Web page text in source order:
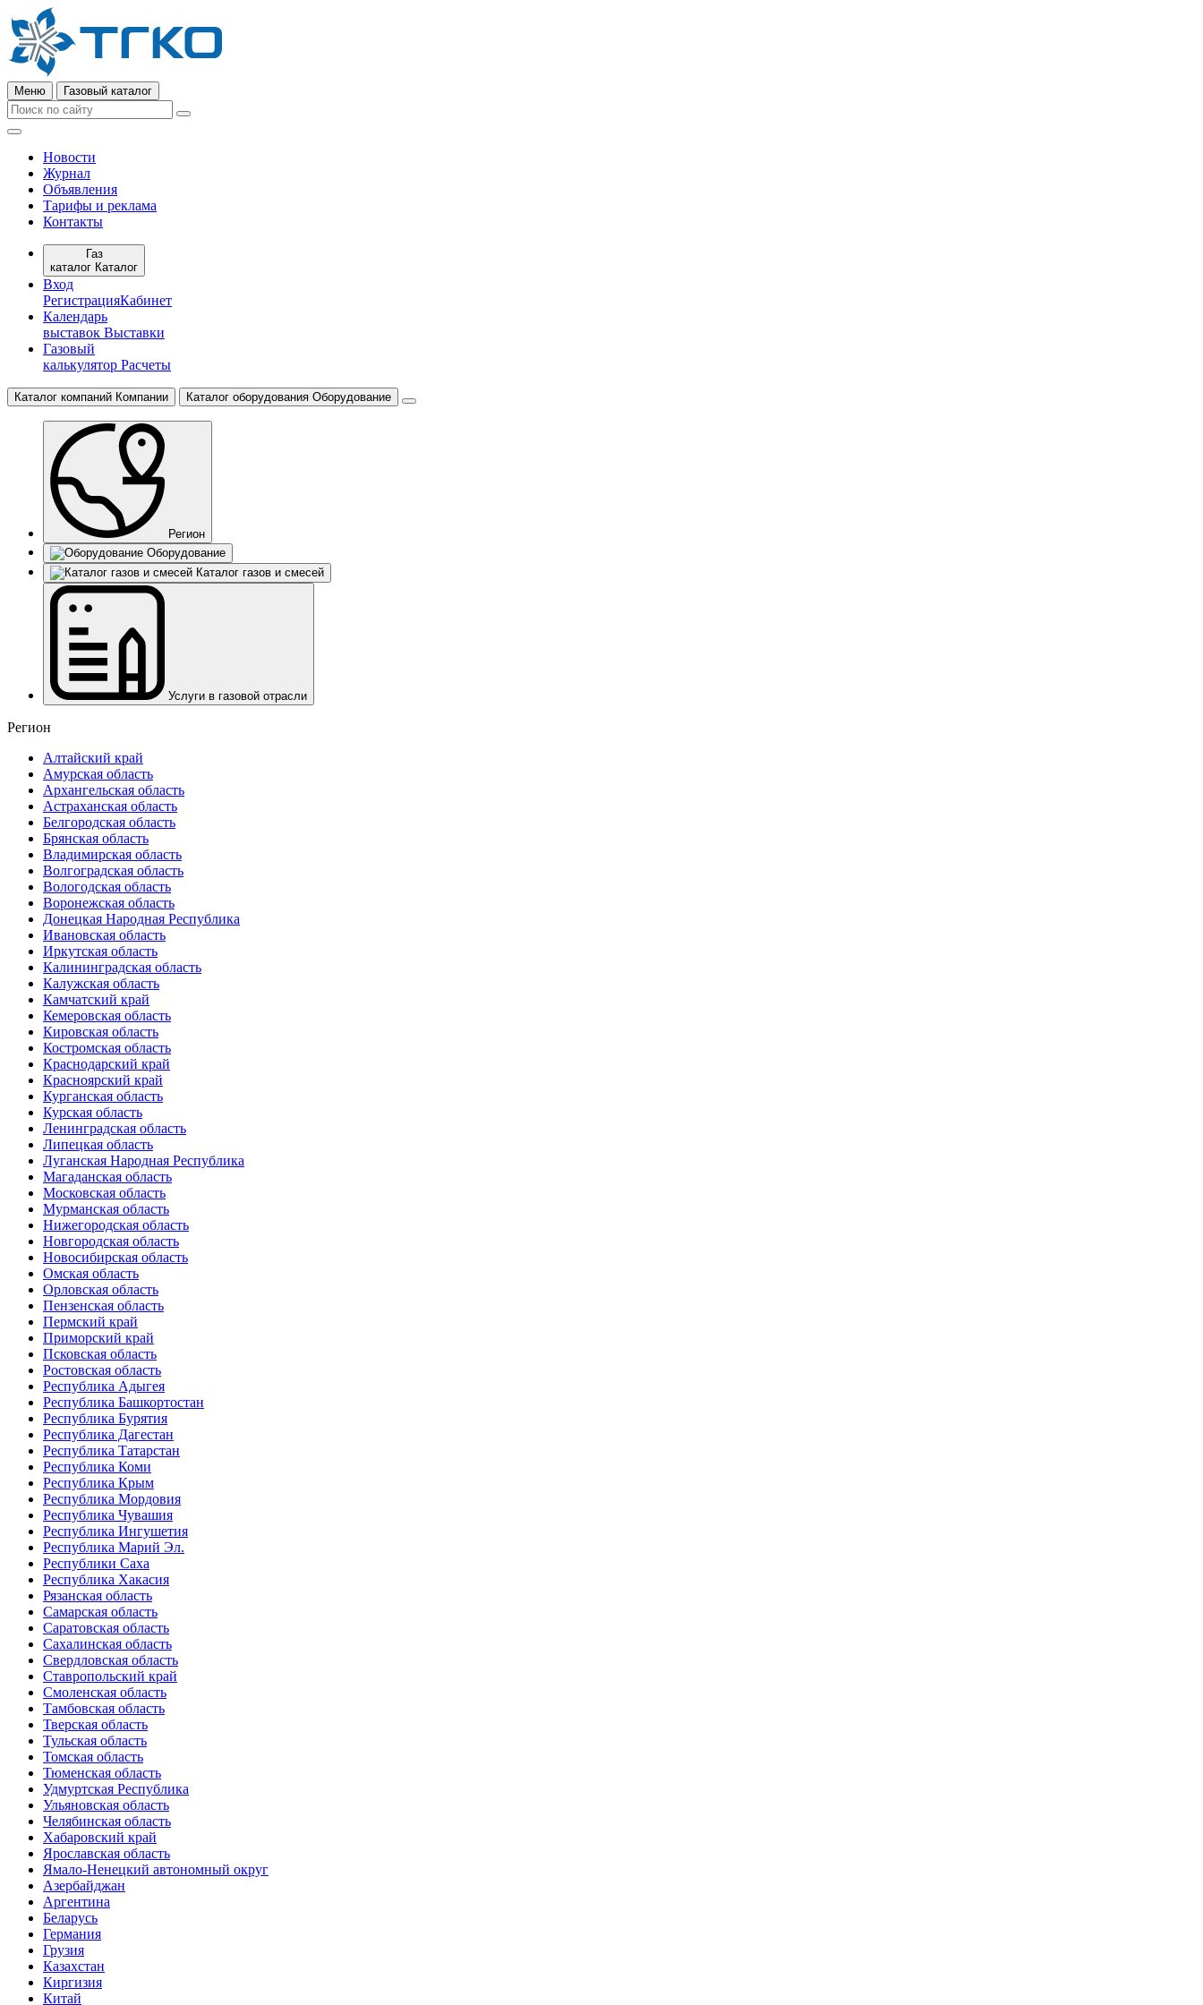
Меню Газовый каталог
Новости
Журнал
Объявления
Тарифы и реклама
Контакты
Газ
каталог Каталог
Вход
РегистрацияКабинет
Календарь
выставок Выставки
Газовый
калькулятор Расчеты
Каталог компаний Компании Каталог оборудования Оборудование
Регион
Оборудование
Каталог газов и смесей
Услуги в газовой отрасли
Регион
Алтайский край
Амурская область
Архангельская область
Астраханская область
Белгородская область
Брянская область
Владимирская область
Волгоградская область
Вологодская область
Воронежская область
Донецкая Народная Республика
Ивановская область
Иркутская область
Калининградская область
Калужская область
Камчатский край
Кемеровская область
Кировская область
Костромская область
Краснодарский край
Красноярский край
Курганская область
Курская область
Ленинградская область
Липецкая область
Луганская Народная Республика
Магаданская область
Московская область
Мурманская область
Нижегородская область
Новгородская область
Новосибирская область
Омская область
Орловская область
Пензенская область
Пермский край
Приморский край
Псковская область
Ростовская область
Республика Адыгея
Республика Башкортостан
Республика Бурятия
Республика Дагестан
Республика Татарстан
Республика Коми
Республика Крым
Республика Мордовия
Республика Чувашия
Республика Ингушетия
Республика Марий Эл.
Республики Саха
Республика Хакасия
Рязанская область
Самарская область
Саратовская область
Сахалинская область
Свердловская область
Ставропольский край
Смоленская область
Тамбовская область
Тверская область
Тульская область
Томская область
Тюменская область
Удмуртская Республика
Ульяновская область
Челябинская область
Хабаровский край
Ярославская область
Ямало-Ненецкий автономный округ
Азербайджан
Аргентина
Беларусь
Германия
Грузия
Казахстан
Киргизия
Китай